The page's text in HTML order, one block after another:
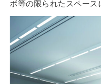
ボ等の限られたスペース